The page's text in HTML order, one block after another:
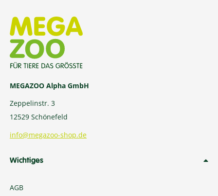
MEGAZOO Alpha GmbH
Zeppelinstr. 3
12529 Schönefeld
info@megazoo-shop.de
Wichtiges
AGB